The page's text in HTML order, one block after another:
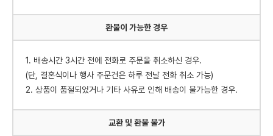
환불이 가능한 경우
1. 배송시간 3시간 전에 전화로 주문을 취소하신 경우.
(단, 결혼식이나 행사 주문건은 하루 전날 전화 취소 가능)
2. 상품이 품절되었거나 기타 사유로 인해 배송이 불가능한 경우.
교환 및 환불 불가